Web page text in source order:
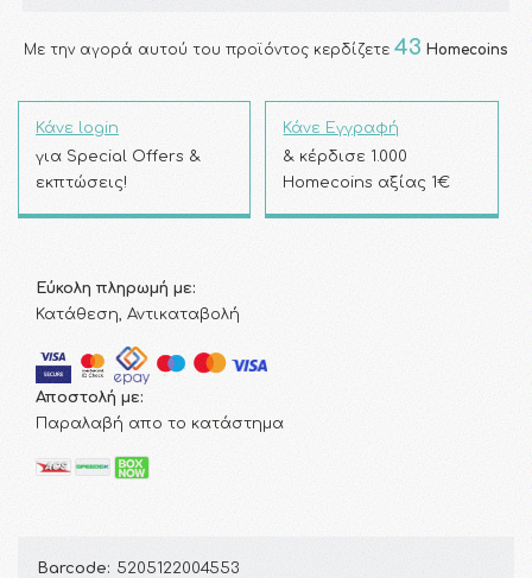
Με την αγορά αυτού του προϊόντος κερδίζετε 43 Homecoins
Κάνε login
για Special Offers &
εκπτώσεις!
Κάνε Εγγραφή
& κέρδισε 1.000
Homecoins αξίας 1€
Εύκολη πληρωμή με:
Κατάθεση, Αντικαταβολή
Αποστολή με:
Παραλαβή απο το κατάστημα
Barcode: 5205122004553